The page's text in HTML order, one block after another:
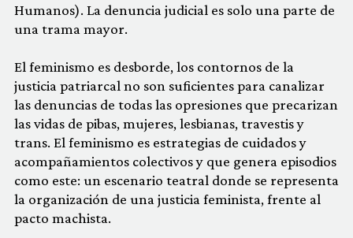
Humanos). La denuncia judicial es solo una parte de
una trama mayor.
El feminismo es desborde, los contornos de la
justicia patriarcal no son suficientes para canalizar
las denuncias de todas las opresiones que precarizan
las vidas de pibas, mujeres, lesbianas, travestis y
trans. El feminismo es estrategias de cuidados y
acompañamientos colectivos y que genera episodios
como este: un escenario teatral donde se representa
la organización de una justicia feminista, frente al
pacto machista.